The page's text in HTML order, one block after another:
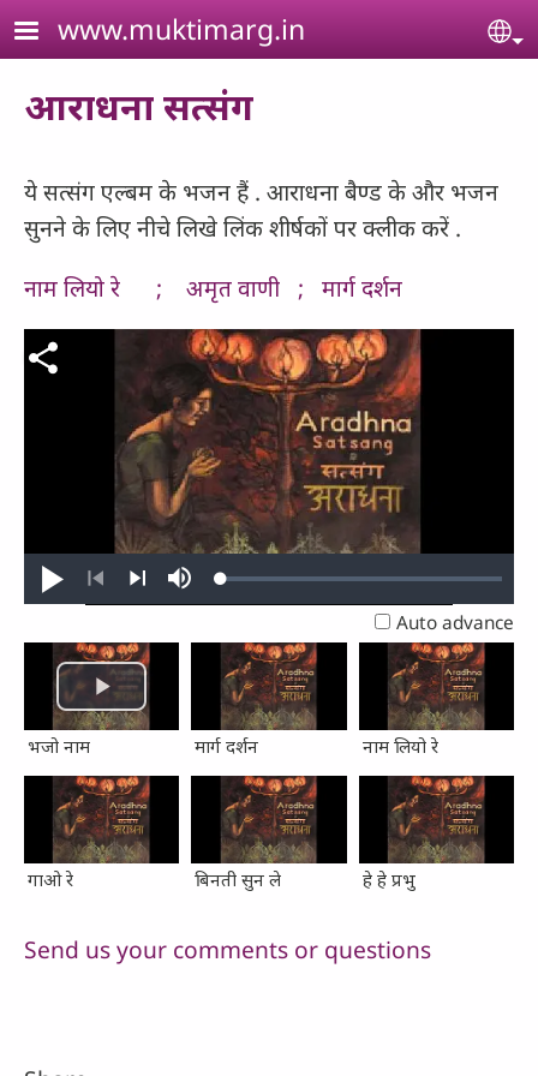
Skip to main content
www.muktimarg.in
आराधना सत्संग
ये सत्संग एल्बम के भजन हैं . आराधना बैण्ड के और भजन
सुनने के लिए नीचे लिखे लिंक शीर्षकों पर क्लीक करें .
नाम लियो रे ; अमृत वाणी ; मार्ग दर्शन
Play MuteLoaded:
0.23%
Auto advance
भजो नाम मार्ग दर्शन नाम लियो रे
गाओ रे बिनती सुन ले हे हे प्रभु
Send us your comments or questions